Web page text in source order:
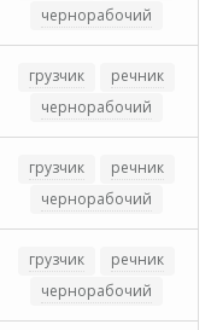
чернорабочий
грузчик
речник
чернорабочий
грузчик
речник
чернорабочий
грузчик
речник
чернорабочий